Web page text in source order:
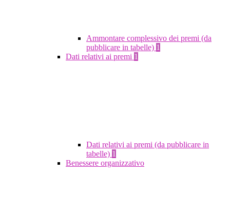
Ammontare complessivo dei premi (da
pubblicare in tabelle) 1
Dati relativi ai premi 1
Dati relativi ai premi (da pubblicare in
tabelle) 1
Benessere organizzativo